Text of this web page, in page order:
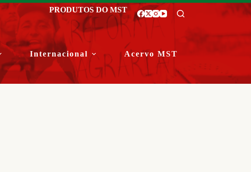
PRODUTOS DO MST
Internacional Acervo MST